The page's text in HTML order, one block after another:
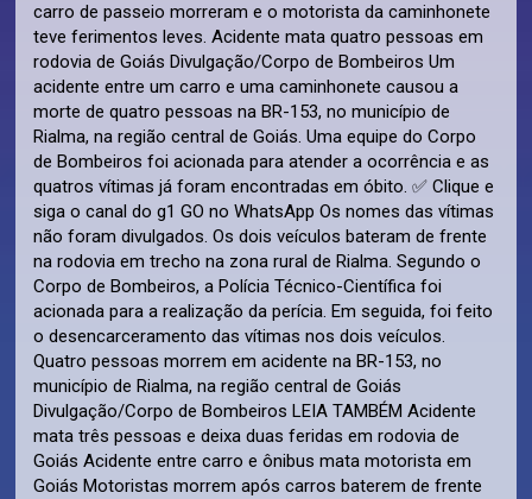
carro de passeio morreram e o motorista da caminhonete
teve ferimentos leves. Acidente mata quatro pessoas em
rodovia de Goiás Divulgação/Corpo de Bombeiros Um
acidente entre um carro e uma caminhonete causou a
morte de quatro pessoas na BR-153, no município de
Rialma, na região central de Goiás. Uma equipe do Corpo
de Bombeiros foi acionada para atender a ocorrência e as
quatros vítimas já foram encontradas em óbito. ✅ Clique e
siga o canal do g1 GO no WhatsApp Os nomes das vítimas
não foram divulgados. Os dois veículos bateram de frente
na rodovia em trecho na zona rural de Rialma. Segundo o
Corpo de Bombeiros, a Polícia Técnico-Científica foi
acionada para a realização da perícia. Em seguida, foi feito
o desencarceramento das vítimas nos dois veículos.
Quatro pessoas morrem em acidente na BR-153, no
município de Rialma, na região central de Goiás
Divulgação/Corpo de Bombeiros LEIA TAMBÉM Acidente
mata três pessoas e deixa duas feridas em rodovia de
Goiás Acidente entre carro e ônibus mata motorista em
Goiás Motoristas morrem após carros baterem de frente